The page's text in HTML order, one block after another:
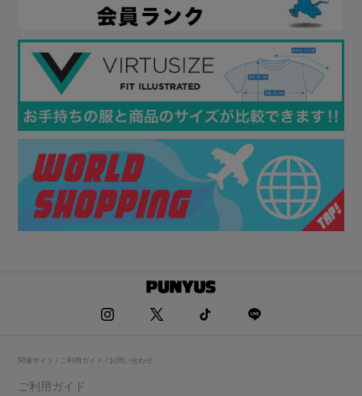
関連サイト / ご利用ガイド / お問い合わせ
ご利用ガイド